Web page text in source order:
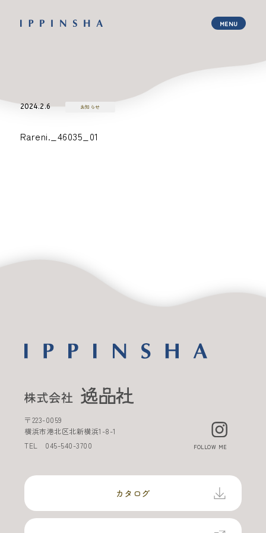
2024.2.6 お知らせ
Rareni._46035_01
〒223-0059
横浜市港北区北新横浜1-8-1
TEL 045-540-3700 FOLLOW ME
カタログ